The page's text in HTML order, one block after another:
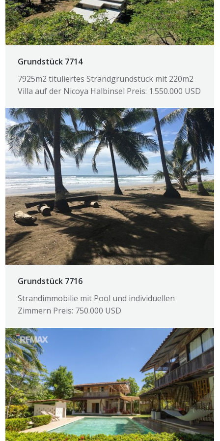
Grundstück 7714
7925m2 tituliertes Strandgrundstück mit 220m2
Villa auf der Nicoya Halbinsel Preis: 1.550.000 USD
Grundstück 7716
Strandimmobilie mit Pool und individuellen
Zimmern Preis: 750.000 USD